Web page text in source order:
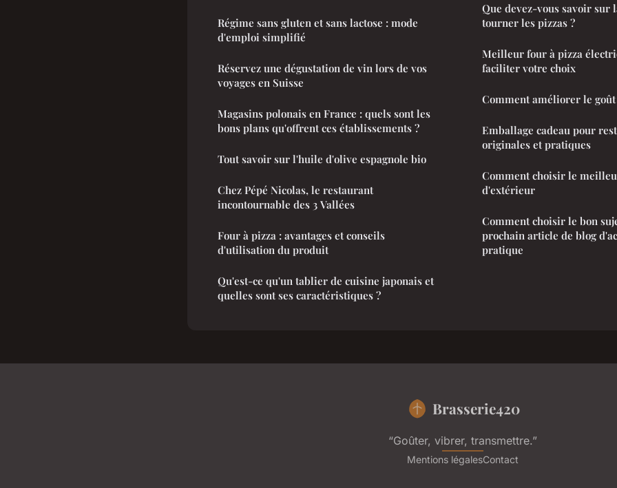
Régime sans gluten et sans lactose : mode
d'emploi simplifié
Réservez une dégustation de vin lors de vos
voyages en Suisse
Magasins polonais en France : quels sont les
bons plans qu'offrent ces établissements ?
Tout savoir sur l'huile d'olive espagnole bio
Chez Pépé Nicolas, le restaurant
incontournable des 3 Vallées
Four à pizza : avantages et conseils
d'utilisation du produit
Qu'est-ce qu'un tablier de cuisine japonais et
quelles sont ses caractéristiques ?
Que devez-vous savoir sur
tourner les pizzas ?
Meilleur four à pizza
faciliter votre choix
Comment améliorer le
Emballage cadeau pour
originales et pratiques
Comment choisir le
d'extérieur
Comment choisir le bon
prochain article de blog
pratique
Brasserie420
“Goûter, vibrer, transmettre.”
Mentions légalesContact